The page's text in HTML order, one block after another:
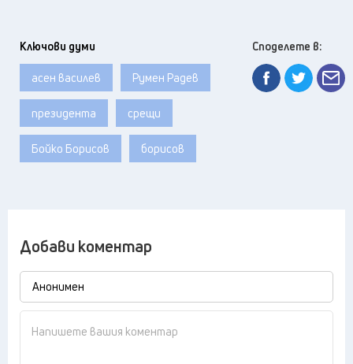
Ключови думи
асен василев Румен Радев
президента срещи
Бойко Борисов борисов
Споделете в:
Добави коментар